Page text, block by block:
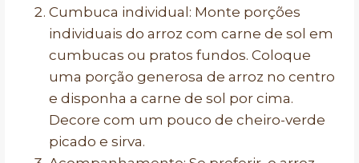
Cumbuca individual: Monte porções
individuais do arroz com carne de sol em
cumbucas ou pratos fundos. Coloque
uma porção generosa de arroz no centro
e disponha a carne de sol por cima.
Decore com um pouco de cheiro-verde
picado e sirva.